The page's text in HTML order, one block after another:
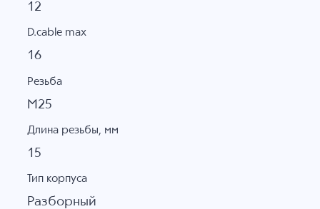
12
D.cable max
16
Резьба
M25
Длина резьбы, мм
15
Тип корпуса
Разборный